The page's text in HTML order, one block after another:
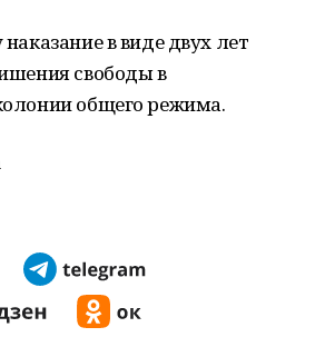
в виде двух лет
свободы в
общего режима.